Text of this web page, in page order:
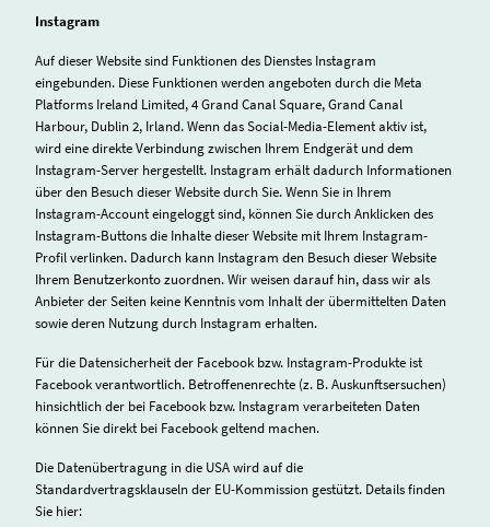
Instagram
Auf dieser Website sind Funktionen des Dienstes Instagram
eingebunden. Diese Funktionen werden angeboten durch die Meta
Platforms Ireland Limited, 4 Grand Canal Square, Grand Canal
Harbour, Dublin 2, Irland. Wenn das Social-Media-Element aktiv ist,
wird eine direkte Verbindung zwischen Ihrem Endgerät und dem
Instagram-Server hergestellt. Instagram erhält dadurch Informationen
über den Besuch dieser Website durch Sie. Wenn Sie in Ihrem
Instagram-Account eingeloggt sind, können Sie durch Anklicken des
Instagram-Buttons die Inhalte dieser Website mit Ihrem Instagram-
Profil verlinken. Dadurch kann Instagram den Besuch dieser Website
Ihrem Benutzerkonto zuordnen. Wir weisen darauf hin, dass wir als
Anbieter der Seiten keine Kenntnis vom Inhalt der übermittelten Daten
sowie deren Nutzung durch Instagram erhalten.
Für die Datensicherheit der Facebook bzw. Instagram-Produkte ist
Facebook verantwortlich. Betroffenenrechte (z. B. Auskunftsersuchen)
hinsichtlich der bei Facebook bzw. Instagram verarbeiteten Daten
können Sie direkt bei Facebook geltend machen.
Die Datenübertragung in die USA wird auf die
Standardvertragsklauseln der EU-Kommission gestützt. Details finden
Sie hier: